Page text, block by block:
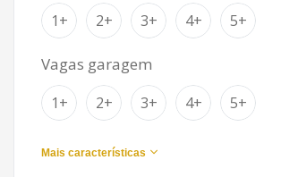
1+ 2+ 3+ 4+ 5+
Vagas garagem
1+ 2+ 3+ 4+ 5+
Mais características